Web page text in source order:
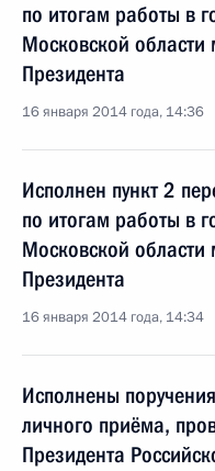
по итогам работы в
Московской
Президента
16 января 2014 года, 14:36
Исполнен пункт 2
по итогам работы в
Московской
Президента
16 января 2014 года, 14:34
Исполнены
личного приёма,
Президента